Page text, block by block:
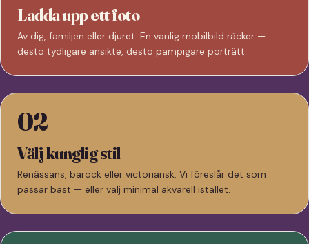
Ladda upp ett foto
Av dig, familjen eller djuret. En vanlig mobilbild räcker —
desto tydligare ansikte, desto pampigare porträtt.
02
Välj kunglig stil
Renässans, barock eller victoriansk. Vi föreslår det som
passar bäst — eller välj minimal akvarell istället.